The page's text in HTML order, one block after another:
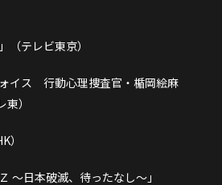
（テレビ東京）
イス 行動心理捜査官・楯岡絵麻
）
）
～日本破滅、待ったなし～」